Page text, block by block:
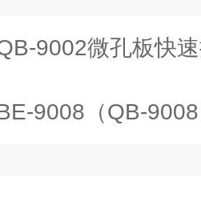
9002微孔板快速
9008（QB-